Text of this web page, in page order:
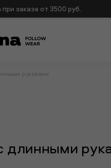
заказе от 3500 руб.
рукавами
длинными